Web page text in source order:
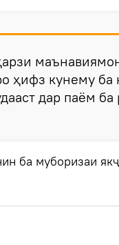
ҳифз кунему ба
дар паём ба
ба муборизаи